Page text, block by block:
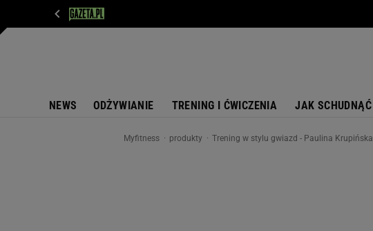
NEWS ODŻYWIANIE TRENING I ĆWICZENIA JAK SCHUDNĄĆ
Myfitness produkty Trening w stylu gwiazd - Paulina Krupińska